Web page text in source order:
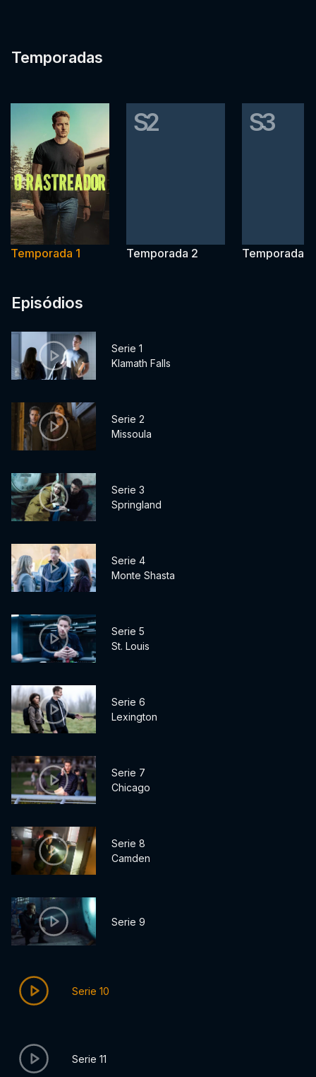
Temporadas
Temporada 1
S2
Temporada 2
S3
Temporada 3
Episódios
Serie 1
Klamath Falls
Serie 2
Missoula
Serie 3
Springland
Serie 4
Monte Shasta
Serie 5
St. Louis
Serie 6
Lexington
Serie 7
Chicago
Serie 8
Camden
Serie 9
Serie 10
Serie 11